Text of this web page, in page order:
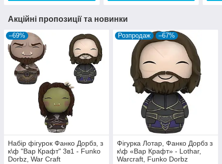
Акційні пропозиції та новинки
–69%
Набір фігурок Фанко Дорбз, з
к\ф "Вар Крафт" 3в1 - Funko
Dorbz, War Craft
Розпродаж –67%
Фігурка Лотар, Фанко Дорбз з
к\ф «Вар Крафт» - Lothar,
Warcraft, Funko Dorbz